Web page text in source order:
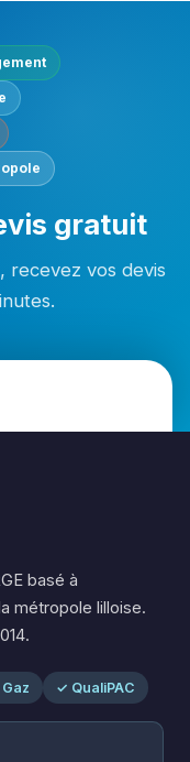
gratuit
recevez vos devis
basé à
métropole lilloise.
✓ QualiPAC